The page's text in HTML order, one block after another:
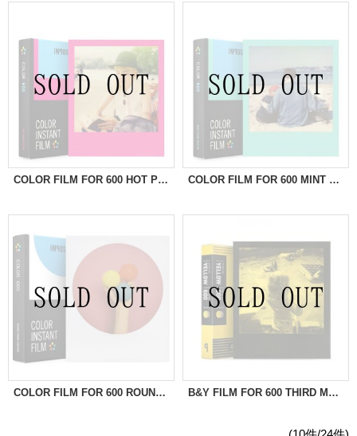
COLOR FILM FOR 600 HOT PINK FRAME ※NEW COLOR FILM FOR 600 MINT FRAME ※NEW
COLOR FILM FOR 600 ROUND FRAME ※NEW B&Y FILM FOR 600 THIRD MAN RECORDS EDITION ※NEW